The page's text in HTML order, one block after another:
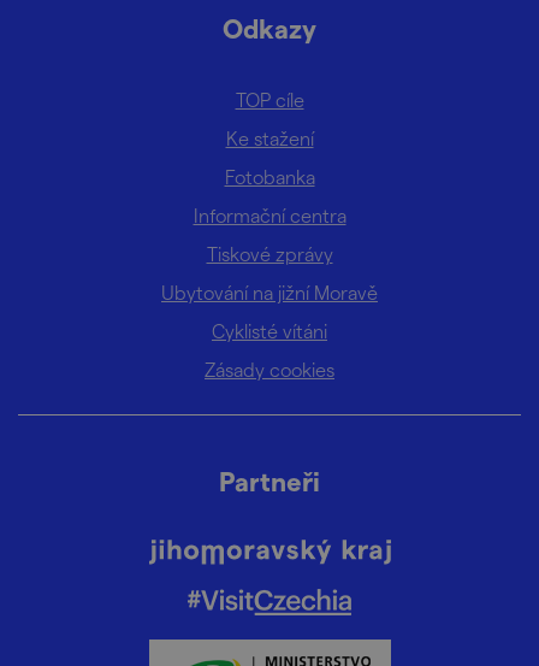
Odkazy
TOP cíle
Ke stažení
Fotobanka
Informační centra
Tiskové zprávy
Ubytování na jižní Moravě
Cyklisté vítáni
Zásady cookies
Partneři